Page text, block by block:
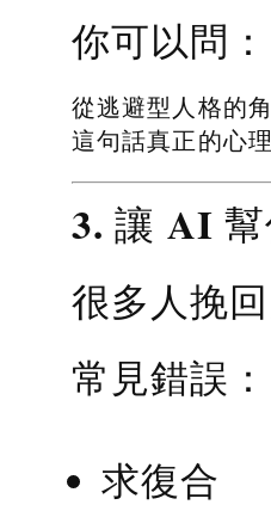
你可以問：
從逃避型人格的
這句話真正的心
3. 讓 AI
很多人挽
常見錯誤：
求復合